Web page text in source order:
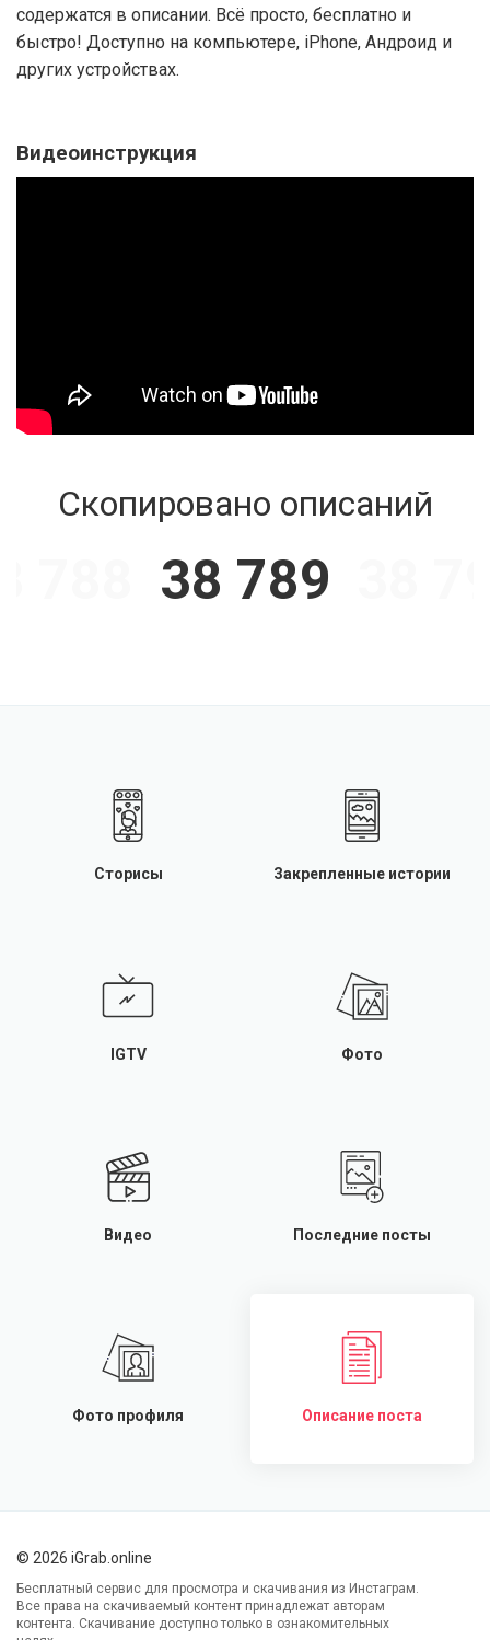
содержатся в описании. Всё просто, бесплатно и
быстро! Доступно на компьютере, iPhone, Андроид и
других устройствах.
Видеоинструкция
Скопировано описаний
38 789
Сторисы Закрепленные истории
IGTV Фото
Видео Последние посты
Фото профиля Описание поста
© 2026 iGrab.online
Бесплатный сервис для просмотра и скачивания из Инстаграм.
Все права на скачиваемый контент принадлежат авторам
контента. Скачивание доступно только в ознакомительных